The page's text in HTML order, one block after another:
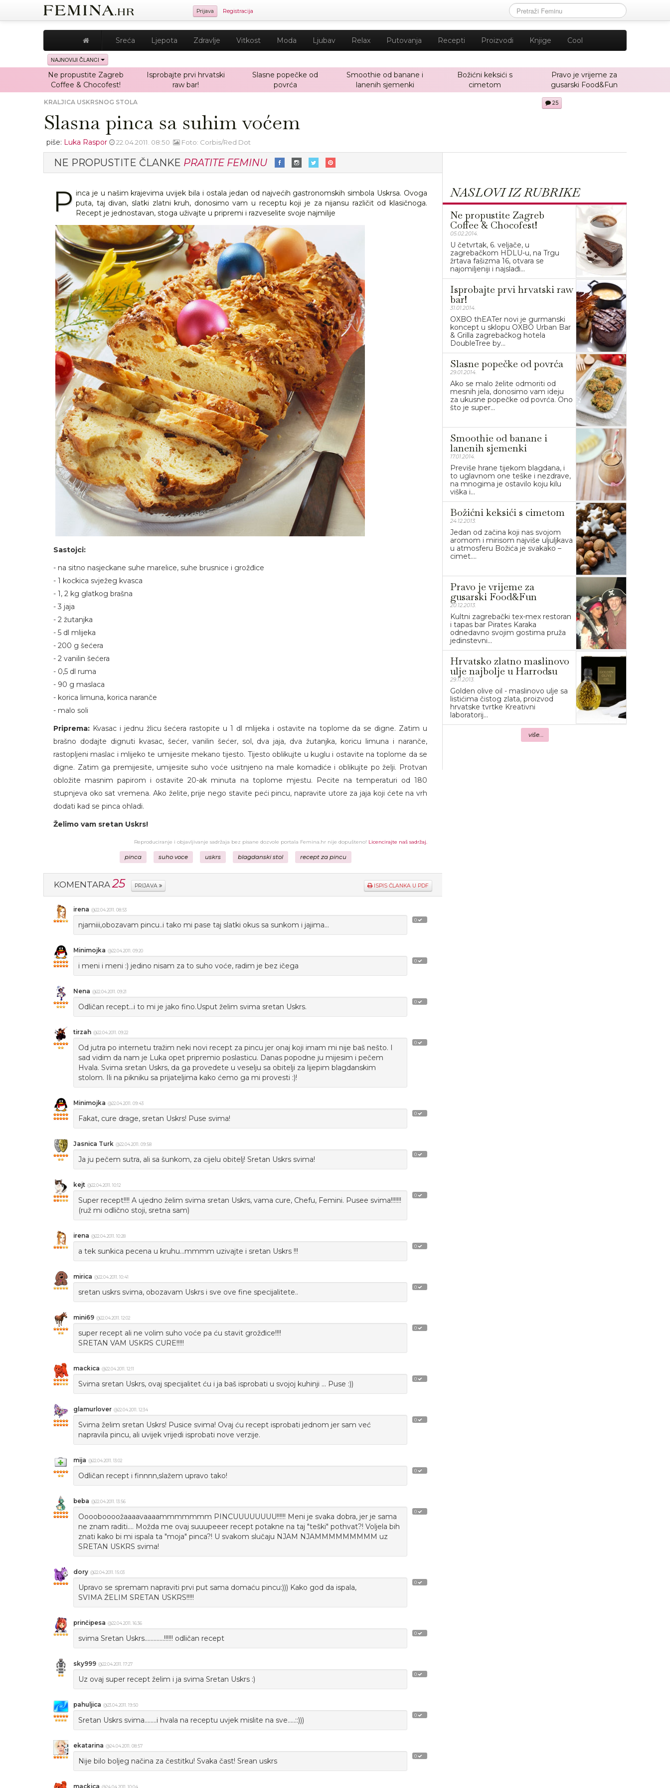
Prijava Registracija
Sreća Ljepota Zdravlje Vitkost Moda Ljubav Relax Putovanja Recepti Proizvodi Knjige Cool
NAJNOVIJI ČLANCI
Ne propustite Zagreb
Coffee & Chocofest!
Isprobajte prvi hrvatski
raw bar!
Slasne popečke od
povrća
Smoothie od banane i
lanenih sjemenki
Božićni keksići s
cimetom
Pravo je vrijeme za
gusarski Food&Fun
KRALJICA USKRSNOG STOLA
Slasna pinca sa suhim voćem
25
piše: Luka Raspor 22.04.2011. 08:50 Foto: Corbis/Red Dot
NE PROPUSTITE ČLANKE PRATITE FEMINU
P inca je u našim krajevima uvijek bila i ostala jedan od najvećih gastronomskih simbola Uskrsa. Ovoga
puta, taj divan, slatki zlatni kruh, donosimo vam u receptu koji je za nijansu različit od klasičnoga.
Recept je jednostavan, stoga uživajte u pripremi i razveselite svoje najmilije
Sastojci:
- na sitno nasjeckane suhe marelice, suhe brusnice i grožđice
- 1 kockica svježeg kvasca
- 1, 2 kg glatkog brašna
- 3 jaja
- 2 žutanjka
- 5 dl mlijeka
- 200 g šećera
- 2 vanilin šećera
- 0,5 dl ruma
- 90 g maslaca
- korica limuna, korica naranče
- malo soli
Priprema: Kvasac i jednu žlicu šećera rastopite u 1 dl mlijeka i ostavite na toplome da se digne. Zatim u
brašno dodajte dignuti kvasac, šećer, vanilin šećer, sol, dva jaja, dva žutanjka, koricu limuna i naranče,
rastopljeni maslac i mlijeko te umijesite mekano tijesto. Tijesto oblikujte u kuglu i ostavite na toplome da se
digne. Zatim ga premijesite, umijesite suho voće usitnjeno na male komadiće i oblikujte po želji. Protvan
obložite masnim papirom i ostavite 20-ak minuta na toplome mjestu. Pecite na temperaturi od 180
stupnjeva oko sat vremena. Ako želite, prije nego stavite peći pincu, napravite utore za jaja koji ćete na vrh
dodati kad se pinca ohladi.
Želimo vam sretan Uskrs!
Reproduciranje i objavljivanje sadržaja bez pisane dozvole portala Femina.hr nije dopušteno! Licencirajte naš sadržaj.
pinca suho voce uskrs blagdanski stol recept za pincu
KOMENTARA25 PRIJAVA ISPIS ČLANKA U PDF
0
irena @22.04.2011. 08:53
njamiii,obozavam pincu..i tako mi pase taj slatki okus sa sunkom i jajima...
0
Minimojka @22.04.2011. 09:20
i meni i meni :) jedino nisam za to suho voće, radim je bez ičega
0
Nena @22.04.2011. 09:21
Odličan recept...i to mi je jako fino.Usput želim svima sretan Uskrs.
0
tirzah @22.04.2011. 09:22
Od jutra po internetu tražim neki novi recept za pincu jer onaj koji imam mi nije baš nešto. I
sad vidim da nam je Luka opet pripremio poslasticu. Danas popodne ju mijesim i pečem
Hvala. Svima sretan Uskrs, da ga provedete u veselju sa obitelji za lijepim blagdanskim
stolom. Ili na pikniku sa prijateljima kako ćemo ga mi provesti :)!
0
Minimojka @22.04.2011. 09:43
Fakat, cure drage, sretan Uskrs! Puse svima!
0
Jasnica Turk @22.04.2011. 09:58
Ja ju pečem sutra, ali sa šunkom, za cijelu obitelj! Sretan Uskrs svima!
0
kejt @22.04.2011. 10:12
Super recept!!!! A ujedno želim svima sretan Uskrs, vama cure, Chefu, Femini. Pusee svima!!!!!!!
(ruž mi odlično stoji, sretna sam)
0
irena @22.04.2011. 10:28
a tek sunkica pecena u kruhu...mmmm uzivajte i sretan Uskrs !!!
0
mirica @22.04.2011. 10:41
sretan uskrs svima, obozavam Uskrs i sve ove fine specijalitete..
0
mini69 @22.04.2011. 12:02
super recept ali ne volim suho voće pa ću stavit grožđice!!!!
SRETAN VAM USKRS CURE!!!!!
0
mackica @22.04.2011. 12:11
Svima sretan Uskrs, ovaj specijalitet ću i ja baš isprobati u svojoj kuhinji ... Puse :))
0
glamurlover @22.04.2011. 12:34
Svima želim sretan Uskrs! Pusice svima! Ovaj ću recept isprobati jednom jer sam već
napravila pincu, ali uvijek vrijedi isprobati nove verzije.
0
mija @22.04.2011. 13:02
Odličan recept i finnnn,slažem upravo tako!
0
beba @22.04.2011. 13:56
Ooooboooožaaaavaaaammmmmmm PINCUUUUUUUU!!!!!! Meni je svaka dobra, jer je sama
ne znam raditi.... Možda me ovaj suuupeeer recept potakne na taj "teški" pothvat?! Voljela bih
znati kako bi mi ispala ta "moja" pinca?! U svakom slučaju NJAM NJAMMMMMMMMM uz
SRETAN USKRS svima!
0
dory @22.04.2011. 15:03
Upravo se spremam napraviti prvi put sama domaću pincu:))) Kako god da ispala,
SVIMA ŽELIM SRETAN USKRS!!!!!
0
prinčipesa @22.04.2011. 16:36
svima Sretan Uskrs.............!!!!!! odličan recept
0
sky999 @22.04.2011. 17:27
Uz ovaj super recept želim i ja svima Sretan Uskrs :)
0
pahuljica @23.04.2011. 19:50
Sretan Uskrs svima........i hvala na receptu uvjek mislite na sve.....::)))
0
ekatarina @24.04.2011. 08:57
Nije bilo boljeg načina za čestitku! Svaka čast! Srean uskrs
mackica @24.04.2011. 10:04
NASLOVI IZ RUBRIKE
Ne propustite Zagreb
Coffee & Chocofest!
05.02.2014.
U četvrtak, 6. veljače, u
zagrebačkom HDLU-u, na Trgu
žrtava fašizma 16, otvara se
najomiljeniji i najslađi...
Isprobajte prvi hrvatski raw
bar!
31.01.2014.
OXBO thEATer novi je gurmanski
koncept u sklopu OXBO Urban Bar
& Grilla zagrebačkog hotela
DoubleTree by...
Slasne popečke od povrća
29.01.2014.
Ako se malo želite odmoriti od
mesnih jela, donosimo vam ideju
za ukusne popečke od povrća. Ono
što je super...
Smoothie od banane i
lanenih sjemenki
17.01.2014.
Previše hrane tijekom blagdana, i
to uglavnom one teške i nezdrave,
na mnogima je ostavilo koju kilu
viška i...
Božićni keksići s cimetom
24.12.2013.
Jedan od začina koji nas svojom
aromom i mirisom najviše uljuljkava
u atmosferu Božića je svakako –
cimet....
Pravo je vrijeme za
gusarski Food&Fun
20.12.2013.
Kultni zagrebački tex-mex restoran
i tapas bar Pirates Karaka
odnedavno svojim gostima pruža
jedinstevni...
Hrvatsko zlatno maslinovo
ulje najbolje u Harrodsu
29.11.2013.
Golden olive oil - maslinovo ulje sa
listićima čistog zlata, proizvod
hrvatske tvrtke Kreativni
laboratorij...
više...